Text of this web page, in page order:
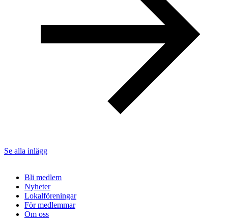
Se alla inlägg
Bli medlem
Nyheter
Lokalföreningar
För medlemmar
Om oss